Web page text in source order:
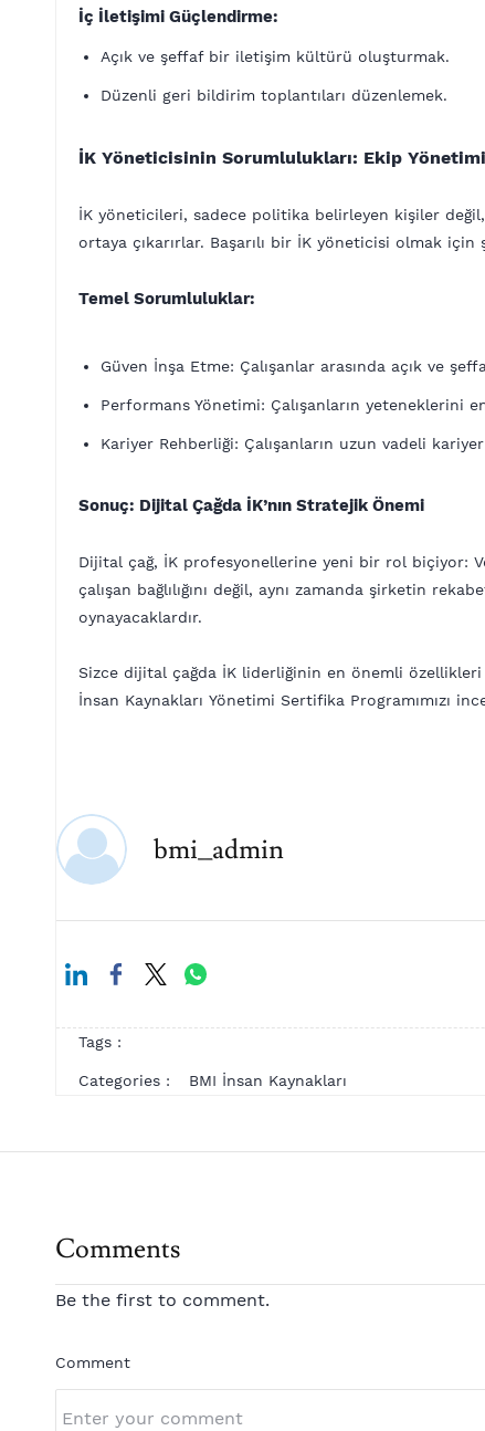
İç İletişimi Güçlendirme:
Açık ve şeffaf bir iletişim kültürü oluşturmak.
Düzenli geri bildirim toplantıları düzenlemek.
İK Yöneticisinin Sorumlulukları: Ekip
İK yöneticileri, sadece politika belirleyen kişiler
ortaya çıkarırlar. Başarılı bir İK yöneticisi olmak
Temel Sorumluluklar:
Güven İnşa Etme: Çalışanlar arasında açık ve
Performans Yönetimi: Çalışanların yeteneklerini
Kariyer Rehberliği: Çalışanların uzun vadeli
Sonuç: Dijital Çağda İK’nın Stratejik Önemi
Dijital çağ, İK profesyonellerine yeni bir rol biçiyor:
çalışan bağlılığını değil, aynı zamanda şirketin
oynayacaklardır.
Sizce dijital çağda İK liderliğinin en önemli özellikleri
İnsan Kaynakları Yönetimi Sertifika Programımızı
bmi_admin
Tags :
Categories : BMI İnsan Kaynakları
Comments
Be the first to comment.
Comment